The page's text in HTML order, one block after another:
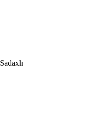
Sadaxlı